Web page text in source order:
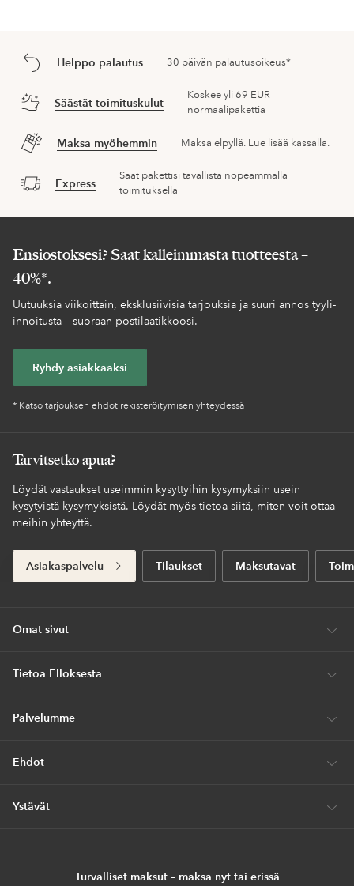
Helppo palautus 30 päivän palautusoikeus*
Säästät toimituskulut
Koskee yli 69 EUR
normaalipakettia
Maksa myöhemmin Maksa elpyllä. Lue lisää kassalla.
Express
Saat pakettisi tavallista nopeammalla
toimituksella
Ensiostoksesi? Saat kalleimmasta tuotteesta –
40%*.
Uutuuksia viikoittain, eksklusiivisia tarjouksia ja suuri annos tyyli-
innoitusta – suoraan postilaatikkoosi.
Ryhdy asiakkaaksi
* Katso tarjouksen ehdot rekisteröitymisen yhteydessä
Tarvitsetko apua?
Löydät vastaukset useimmin kysyttyihin kysymyksiin usein
kysytyistä kysymyksistä. Löydät myös tietoa siitä, miten voit ottaa
meihin yhteyttä.
Asiakaspalvelu Tilaukset Maksutavat
Omat sivut
Tietoa Elloksesta
Palvelumme
Ehdot
Ystävät
Turvalliset maksut – maksa nyt tai erissä